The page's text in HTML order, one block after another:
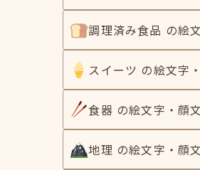
調理済み食品 の絵
スイーツ の絵文字
食器 の絵文字・顔
地理 の絵文字・顔